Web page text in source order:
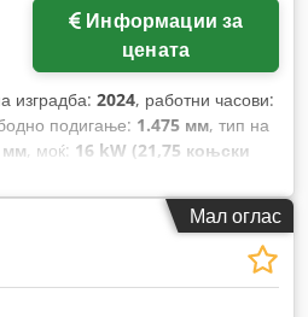
цената
изградба: 2024, работни часови:
подигање: 1.475 мм, тип на
мм, моќ: 16 kW (21,75 коњски
мм,
Мал оглас